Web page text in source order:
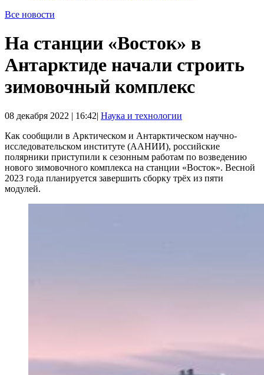
Все новости
На станции «Восток» в
Антарктиде начали строить
зимовочный комплекс
08 декабря 2022 | 16:42| Наука и технологии
Как сообщили в Арктическом и Антарктическом научно-
исследовательском институте (ААНИИ), российские
полярники приступили к сезонным работам по возведению
нового зимовочного комплекса на станции «Восток». Весной
2023 года планируется завершить сборку трёх из пяти
модулей.